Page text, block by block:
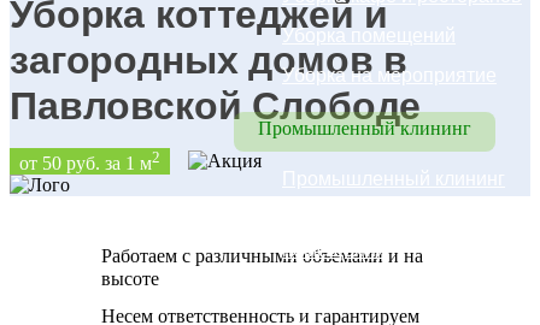
Уборка помещений
Уборка на мероприятие
Промышленный клининг
Промышленный клининг
помещений
Уборка коттеджей и
загородных домов в
Павловской Слободе
от 50 руб. за 1 м2
Работаем с различными объемами и на
высоте
Несем ответственность и гарантируем